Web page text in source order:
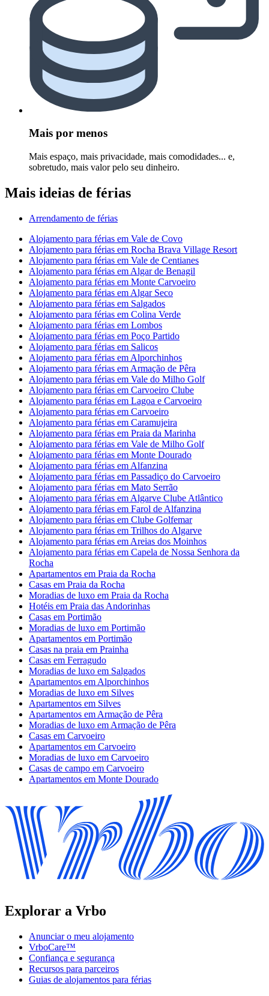
Mais por menos
Mais espaço, mais privacidade, mais comodidades... e,
sobretudo, mais valor pelo seu dinheiro.
Mais ideias de férias
Arrendamento de férias
Alojamento para férias em Vale de Covo
Alojamento para férias em Rocha Brava Village Resort
Alojamento para férias em Vale de Centianes
Alojamento para férias em Algar de Benagil
Alojamento para férias em Monte Carvoeiro
Alojamento para férias em Algar Seco
Alojamento para férias em Salgados
Alojamento para férias em Colina Verde
Alojamento para férias em Lombos
Alojamento para férias em Poço Partido
Alojamento para férias em Salicos
Alojamento para férias em Alporchinhos
Alojamento para férias em Armação de Pêra
Alojamento para férias em Vale do Milho Golf
Alojamento para férias em Carvoeiro Clube
Alojamento para férias em Lagoa e Carvoeiro
Alojamento para férias em Carvoeiro
Alojamento para férias em Caramujeira
Alojamento para férias em Praia da Marinha
Alojamento para férias em Vale de Milho Golf
Alojamento para férias em Monte Dourado
Alojamento para férias em Alfanzina
Alojamento para férias em Passadiço do Carvoeiro
Alojamento para férias em Mato Serrão
Alojamento para férias em Algarve Clube Atlântico
Alojamento para férias em Farol de Alfanzina
Alojamento para férias em Clube Golfemar
Alojamento para férias em Trilhos do Algarve
Alojamento para férias em Areias dos Moinhos
Alojamento para férias em Capela de Nossa Senhora da
Rocha
Apartamentos em Praia da Rocha
Casas em Praia da Rocha
Moradias de luxo em Praia da Rocha
Hotéis em Praia das Andorinhas
Casas em Portimão
Moradias de luxo em Portimão
Apartamentos em Portimão
Casas na praia em Prainha
Casas em Ferragudo
Moradias de luxo em Salgados
Apartamentos em Alporchinhos
Moradias de luxo em Silves
Apartamentos em Silves
Apartamentos em Armação de Pêra
Moradias de luxo em Armação de Pêra
Casas em Carvoeiro
Apartamentos em Carvoeiro
Moradias de luxo em Carvoeiro
Casas de campo em Carvoeiro
Apartamentos em Monte Dourado
Explorar a Vrbo
Anunciar o meu alojamento
VrboCare™
Confiança e segurança
Recursos para parceiros
Guias de alojamentos para férias